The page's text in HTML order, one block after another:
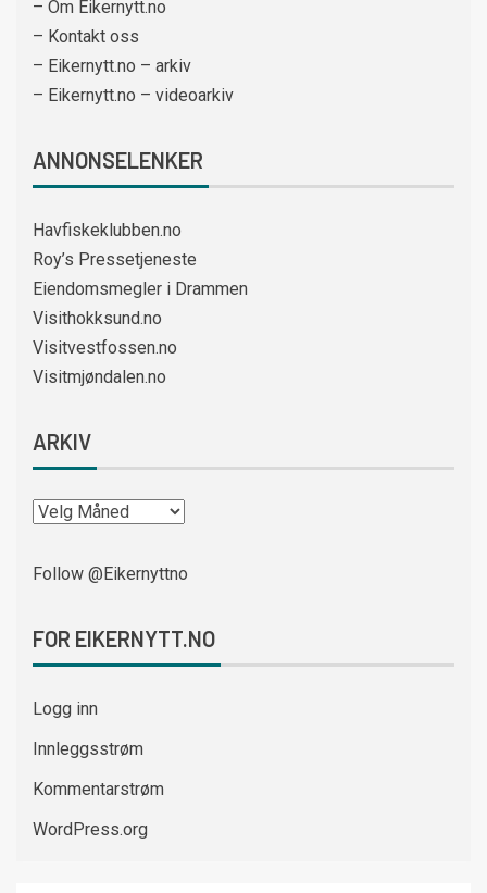
– Om Eikernytt.no
– Kontakt oss
– Eikernytt.no – arkiv
– Eikernytt.no – videoarkiv
ANNONSELENKER
Havfiskeklubben.no
Roy’s Pressetjeneste
Eiendomsmegler i Drammen
Visithokksund.no
Visitvestfossen.no
Visitmjøndalen.no
ARKIV
Follow @Eikernyttno
FOR EIKERNYTT.NO
Logg inn
Innleggsstrøm
Kommentarstrøm
WordPress.org